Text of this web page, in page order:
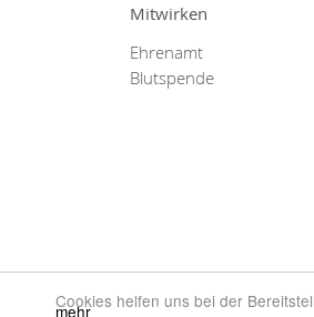
Cookies helfen uns bei der
mehr
Mitwirken
Ehrenamt
Blutspende